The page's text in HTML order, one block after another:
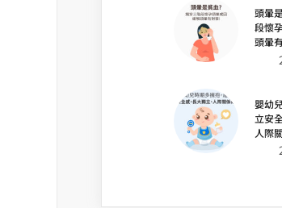
頭暈
段懷
頭暈
嬰幼
立安
人際